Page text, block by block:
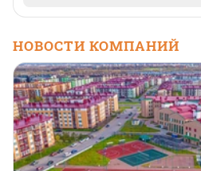
НОВОСТИ КОМПАНИЙ